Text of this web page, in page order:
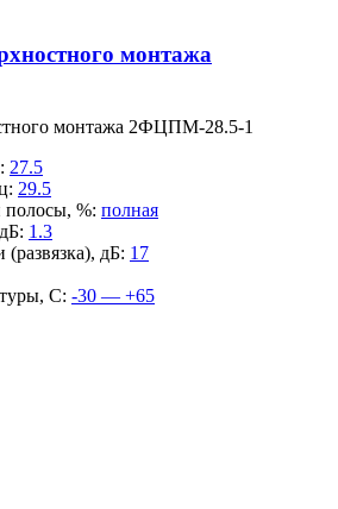
монтажа
монтажа 2ФЦПМ-28.5-1
: 27.5
: 29.5
%: полная
: 1.3
дБ: 17
С: -30 — +65